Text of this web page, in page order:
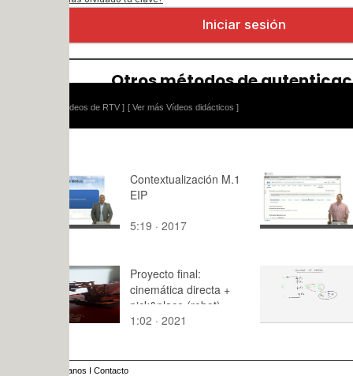
[ Ver más Vídeos didácticos ]
Contextualización M.1
EIP
5:19 · 2017
Insights.
5:59 · 2017
Proyecto final:
cinemática directa +
pick&place (robot)
1:02 · 2021
Teoría de
Lección 3.
Divisor
ejemplo 1
2:40 · 2020